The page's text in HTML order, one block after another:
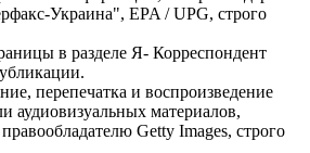
Украина", EPA / UPG, строго
в разделе Я- Корреспондент
перепечатка и воспроизведение
аудиовизуальных материалов,
Getty Images, строго